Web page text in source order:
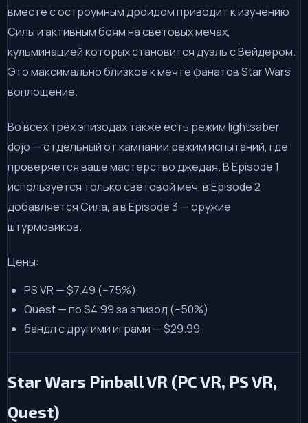
вместе с остроумным дроидом приводит к изучению
Силы и активным боям на световых мечах,
кульминацией которых становится дуэль с Вейдером.
Это максимально близкое к мечте фанатов Star Wars
воплощение.
Во всех трёх эпизодах также есть режим lightsaber
dojo — отдельный от кампании режим испытаний, где
проверяется ваше мастерство джедая. В Episode 1
используется только световой меч, в Episode 2
добавляется Сила, а в Episode 3 — оружие
штурмовиков.
Цены:
PS VR — $7.49 (−75%)
Quest — по $4.99 за эпизод (−50%)
бандл с другими играми — $29.99
Star Wars Pinball VR (PC VR, PS VR,
Quest)